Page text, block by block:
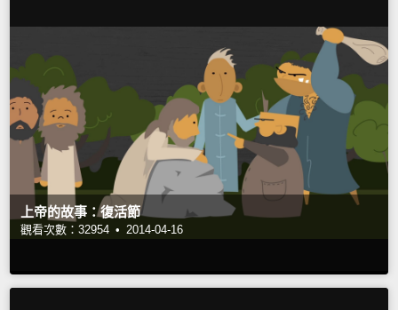
上帝的故事：復活節
觀看次數：32954 • 2014-04-16